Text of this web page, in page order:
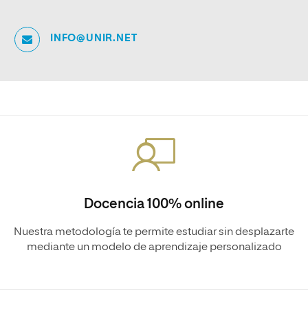
INFO@UNIR.NET
Docencia 100% online
Nuestra metodología te permite estudiar sin desplazarte
mediante un modelo de aprendizaje personalizado